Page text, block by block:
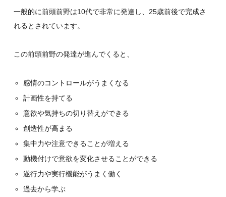
一般的に前頭前野は10代で非常に発達し、25歳前後で完成さ
れるとされています。
この前頭前野の発達が進んでくると、
感情のコントロールがうまくなる
計画性を持てる
意欲や気持ちの切り替えができる
創造性が高まる
集中力や注意できることが増える
動機付けで意欲を変化させることができる
遂行力や実行機能がうまく働く
過去から学ぶ